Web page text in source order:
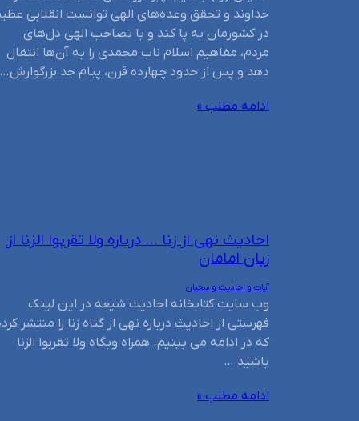
خداوند و تحقق وعده‌های الهی توانست انقلابی
در کشورمان به پا کند و با تصاحب الهی دل‌های
مردم، مفاهیم اسلام ناب محمدی را به آن‌ها انتقال
دهد و پس از حدود چهارده قرن، پیام جد بزرگوارش…
ادامه مطلب »
احادیث نهی از زنا … درباره ولا تقربوا الزنا از
زبان امامان
آیات و احادیث و سخنان
وب سایت کتابخانه احادیث شیعه در این لینک
فهرستی از احادیث درباره نهی از گناه زنا را منتشر
که در ادامه می بینیم. همراه وبگاه ولا تقربوا الزنا
باشید …
ادامه مطلب »